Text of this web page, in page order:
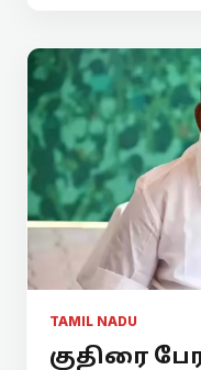
TAMIL NADU
குதிரை